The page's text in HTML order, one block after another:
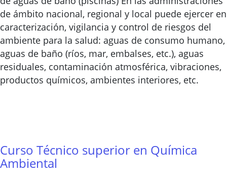
de ámbito nacional, regional y local puede ejercer en
caracterización, vigilancia y control de riesgos del
ambiente para la salud: aguas de consumo humano,
aguas de baño (ríos, mar, embalses, etc.), aguas
residuales, contaminación atmosférica, vibraciones,
productos químicos, ambientes interiores, etc.
Curso Técnico superior en Química
Ambiental